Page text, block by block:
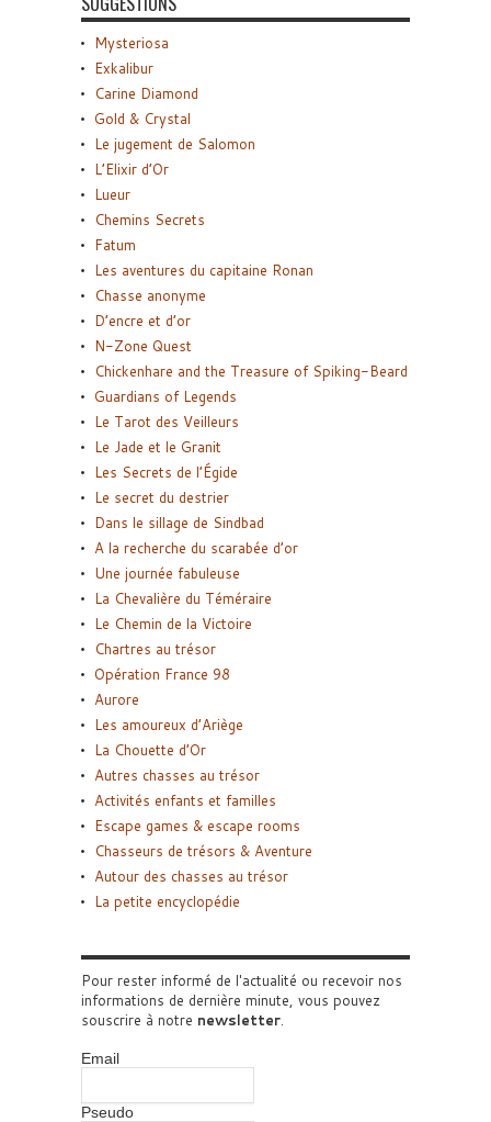
Mysteriosa
Exkalibur
Carine Diamond
Gold & Crystal
Le jugement de Salomon
L’Elixir d’Or
Lueur
Chemins Secrets
Fatum
Les aventures du capitaine Ronan
Chasse anonyme
D’encre et d’or
N-Zone Quest
Chickenhare and the Treasure of Spiking-Beard
Guardians of Legends
Le Tarot des Veilleurs
Le Jade et le Granit
Les Secrets de l’Égide
Le secret du destrier
Dans le sillage de Sindbad
A la recherche du scarabée d’or
Une journée fabuleuse
La Chevalière du Téméraire
Le Chemin de la Victoire
Chartres au trésor
Opération France 98
Aurore
Les amoureux d’Ariège
La Chouette d’Or
Autres chasses au trésor
Activités enfants et familles
Escape games & escape rooms
Chasseurs de trésors & Aventure
Autour des chasses au trésor
La petite encyclopédie
Pour rester informé de l'actualité ou recevoir nos
informations de dernière minute, vous pouvez
souscrire à notre newsletter.
Email
Pseudo